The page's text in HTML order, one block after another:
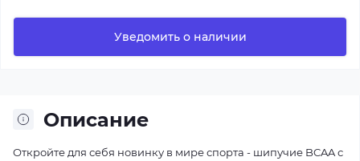
Уведомить о наличии
Описание
Откройте для себя новинку в мире спорта - шипучие BCAA с